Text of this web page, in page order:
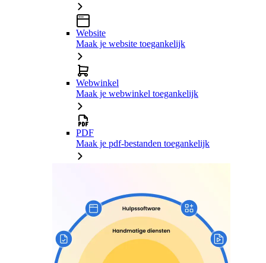
Website
Maak je website toegankelijk
Webwinkel
Maak je webwinkel toegankelijk
PDF
Maak je pdf-bestanden toegankelijk